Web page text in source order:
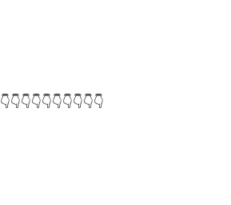
👇👇👇👇👇👇👇👇👇👇